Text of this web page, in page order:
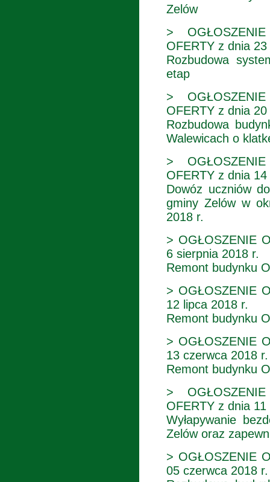
Zelów
>
OFERTY z dnia
Rozbudowa
etap
>
OFERTY z dnia
Rozbudowa
Walewicach o
>
OFERTY z dnia
Dowóz uczniów
gminy Zelów w
2018 r.
> OGŁOSZENIE
6 sierpnia 2018 r.
Remont budynku
> OGŁOSZENIE
12 lipca 2018 r.
Remont budynku
> OGŁOSZENIE
13 czerwca 2018
Remont budynku
>
OFERTY z dnia
Wyłapywanie
Zelów oraz
> OGŁOSZENIE
05 czerwca 2018